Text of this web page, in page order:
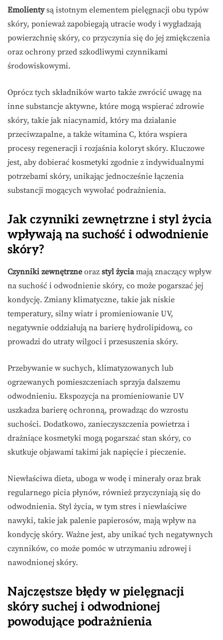
Emolientysą istotnym elementem pielęgnacji obu typów
skóry, ponieważ zapobiegają utracie wody i wygładzają
powierzchnię skóry, co przyczynia się do jej zmiękczenia
oraz ochrony przed szkodliwymi czynnikami
środowiskowymi.
Oprócz tych składników warto także zwrócić uwagę na
inne substancje aktywne, które mogą wspierać zdrowie
skóry, takie jak niacynamid, który ma działanie
przeciwzapalne, a także witamina C, która wspiera
procesy regeneracji i rozjaśnia koloryt skóry. Kluczowe
jest, aby dobierać kosmetyki zgodnie z indywidualnymi
potrzebami skóry, unikając jednocześnie łączenia
substancji mogących wywołać podrażnienia.
Jak czynniki zewnętrzne i styl życia
wpływają na suchość i odwodnienie
skóry?
Czynniki zewnętrzne oraz styl życiamają znaczący wpływ
na suchość i odwodnienie skóry, co może pogarszać jej
kondycję. Zmiany klimatyczne, takie jak niskie
temperatury, silny wiatr i promieniowanie UV,
negatywnie oddziałują na barierę hydrolipidową, co
prowadzi do utraty wilgoci i przesuszenia skóry.
Przebywanie w suchych, klimatyzowanych lub
ogrzewanych pomieszczeniach sprzyja dalszemu
odwodnieniu. Ekspozycja na promieniowanie UV
uszkadza barierę ochronną, prowadząc do wzrostu
suchości. Dodatkowo, zanieczyszczenia powietrza i
drażniące kosmetyki mogą pogarszać stan skóry, co
skutkuje objawami takimi jak napięcie i pieczenie.
Niewłaściwa dieta, uboga w wodę i minerały oraz brak
regularnego picia płynów, również przyczyniają się do
odwodnienia. Styl życia, w tym stres i niewłaściwe
nawyki, takie jak palenie papierosów, mają wpływ na
kondycję skóry. Ważne jest, aby unikać tych negatywnych
czynników, co może pomóc w utrzymaniu zdrowej i
nawodnionej skóry.
Najczęstsze błędy w pielęgnacji
skóry suchej i odwodnionej
powodujące podrażnienia